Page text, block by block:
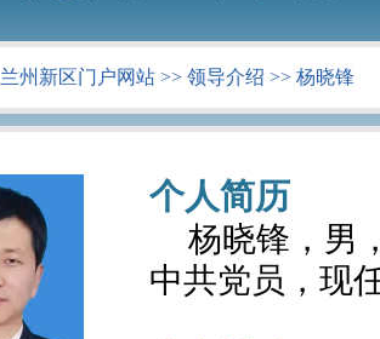
兰州新区门户网站 >> 领导介绍 >> 杨晓锋
个人简历
杨晓锋，男
中共党员，现